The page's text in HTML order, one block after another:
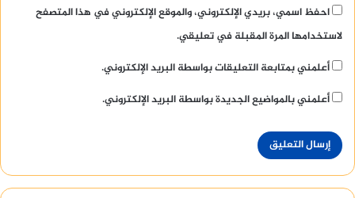
احفظ اسمي، بريدي الإلكتروني، والموقع الإلكتروني في هذا المتصفح
لاستخدامها المرة المقبلة في تعليقي.
أعلمني بمتابعة التعليقات بواسطة البريد الإلكتروني.
أعلمني بالمواضيع الجديدة بواسطة البريد الإلكتروني.